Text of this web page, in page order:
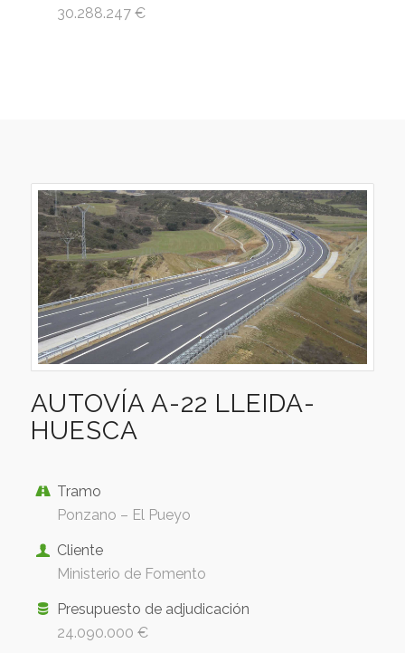
30.288.247 €
AUTOVÍA A-22 LLEIDA-
HUESCA
Tramo
Ponzano – El Pueyo
Cliente
Ministerio de Fomento
Presupuesto de adjudicación
24.090.000 €